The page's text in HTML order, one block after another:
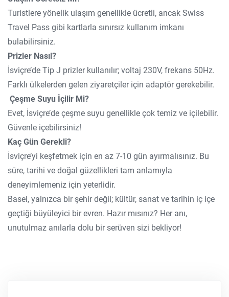
Turistlere yönelik ulaşım genellikle ücretli, ancak Swiss
Travel Pass gibi kartlarla sınırsız kullanım imkanı
bulabilirsiniz.
Prizler Nasıl?
İsviçre’de Tip J prizler kullanılır; voltaj 230V, frekans 50Hz.
Farklı ülkelerden gelen ziyaretçiler için adaptör gerekebilir.
Çeşme Suyu İçilir Mi?
Evet, İsviçre’de çeşme suyu genellikle çok temiz ve içilebilir.
Güvenle içebilirsiniz!
Kaç Gün Gerekli?
İsviçre’yi keşfetmek için en az 7-10 gün ayırmalısınız. Bu
süre, tarihi ve doğal güzellikleri tam anlamıyla
deneyimlemeniz için yeterlidir.
Basel, yalnızca bir şehir değil; kültür, sanat ve tarihin iç içe
geçtiği büyüleyici bir evren. Hazır mısınız? Her anı,
unutulmaz anılarla dolu bir serüven sizi bekliyor!